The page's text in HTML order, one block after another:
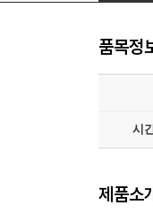
품목정
시
제품소